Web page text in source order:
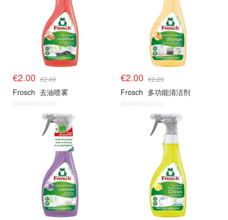
€2.00 €2.49
Frosch 去油喷雾
@dealmoon.de
€2.00 €2.29
Frosch 多功能清洁剂
@dealmoon.de